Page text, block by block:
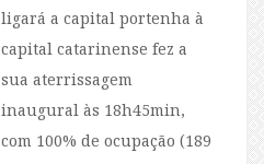
ligará a capital portenha à
capital catarinense fez a
sua aterrissagem
inaugural às 18h45min,
com 100% de ocupação (189